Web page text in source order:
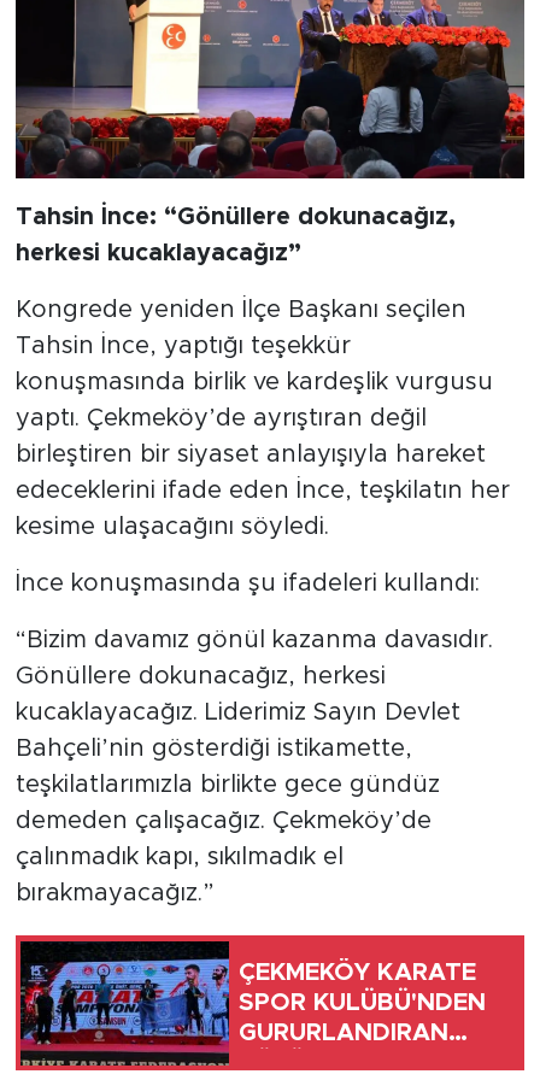
Tahsin İnce: “Gönüllere dokunacağız,
herkesi kucaklayacağız”
Kongrede yeniden İlçe Başkanı seçilen
Tahsin İnce, yaptığı teşekkür
konuşmasında birlik ve kardeşlik vurgusu
yaptı. Çekmeköy’de ayrıştıran değil
birleştiren bir siyaset anlayışıyla hareket
edeceklerini ifade eden İnce, teşkilatın her
kesime ulaşacağını söyledi.
İnce konuşmasında şu ifadeleri kullandı:
“Bizim davamız gönül kazanma davasıdır.
Gönüllere dokunacağız, herkesi
kucaklayacağız. Liderimiz Sayın Devlet
Bahçeli’nin gösterdiği istikamette,
teşkilatlarımızla birlikte gece gündüz
demeden çalışacağız. Çekmeköy’de
çalınmadık kapı, sıkılmadık el
bırakmayacağız.”
ÇEKMEKÖY KARATE
SPOR KULÜBÜ'NDEN
GURURLANDIRAN